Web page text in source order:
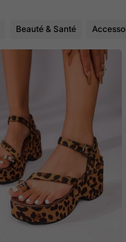
Beauté & Santé